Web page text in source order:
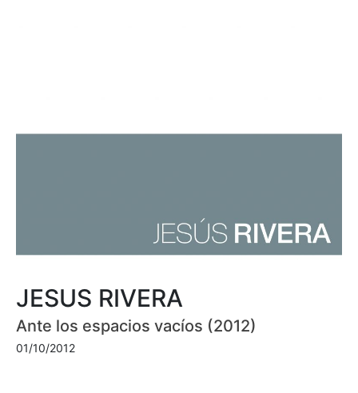
JESUS RIVERA
Ante los espacios vacíos (2012)
01/10/2012